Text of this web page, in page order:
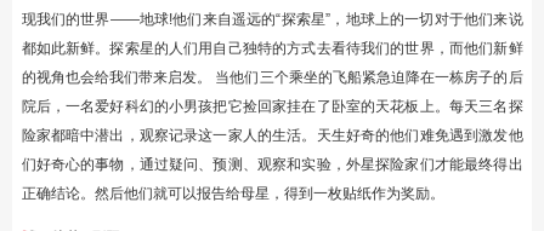
现我们的世界——地球!他们来自遥远的“探索星”，地球上的一切对于他们来说
都如此新鲜。探索星的人们用自己独特的方式去看待我们的世界，而他们新鲜
的视角也会给我们带来启发。 当他们三个乘坐的飞船紧急迫降在一栋房子的后
院后，一名爱好科幻的小男孩把它捡回家挂在了卧室的天花板上。每天三名探
险家都暗中潜出，观察记录这一家人的生活。天生好奇的他们难免遇到激发他
们好奇心的事物，通过疑问、预测、观察和实验，外星探险家们才能最终得出
正确结论。然后他们就可以报告给母星，得到一枚贴纸作为奖励。